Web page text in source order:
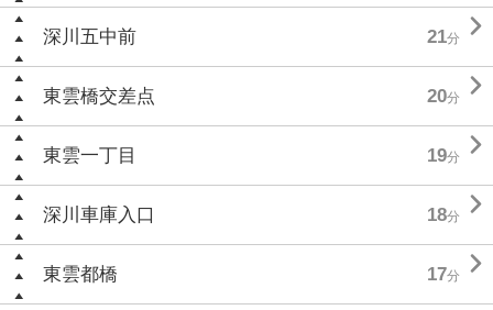
深川五中前 21分 
東雲橋交差点 20分 
東雲一丁目 19分 
深川車庫入口 18分 
東雲都橋 17分 